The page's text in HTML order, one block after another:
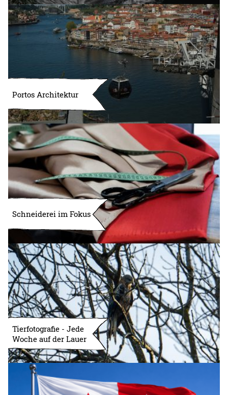
Portos Architektur
Schneiderei im Fokus
Tierfotografie - Jede
Woche auf der Lauer